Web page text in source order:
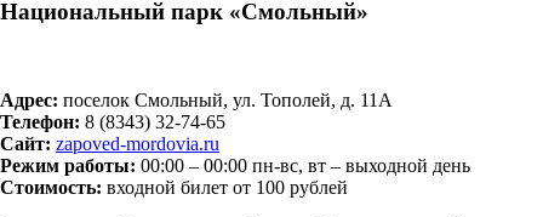
Национальный парк «Смольный»
Адрес: поселок Смольный, ул. Тополей, д. 11А
Телефон: 8 (8343) 32‑74-65
Сайт: zapoved-mordovia.ru
Режим работы: 00:00 – 00:00 пн-вс, вт – выходной день
Стоимость: входной билет от 100 рублей